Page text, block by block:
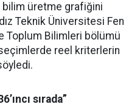
üretme grafiğini
Teknik Üniversitesi Fen
Toplum Bilimleri bölümü
reel kriterlerin
sırada”